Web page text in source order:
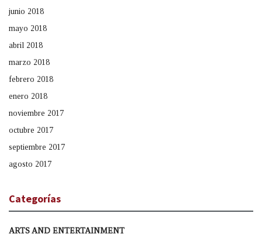
junio 2018
mayo 2018
abril 2018
marzo 2018
febrero 2018
enero 2018
noviembre 2017
octubre 2017
septiembre 2017
agosto 2017
Categorías
ARTS AND ENTERTAINMENT